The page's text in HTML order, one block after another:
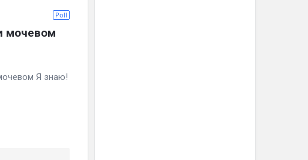
Poll
мочевом
Я знаю!